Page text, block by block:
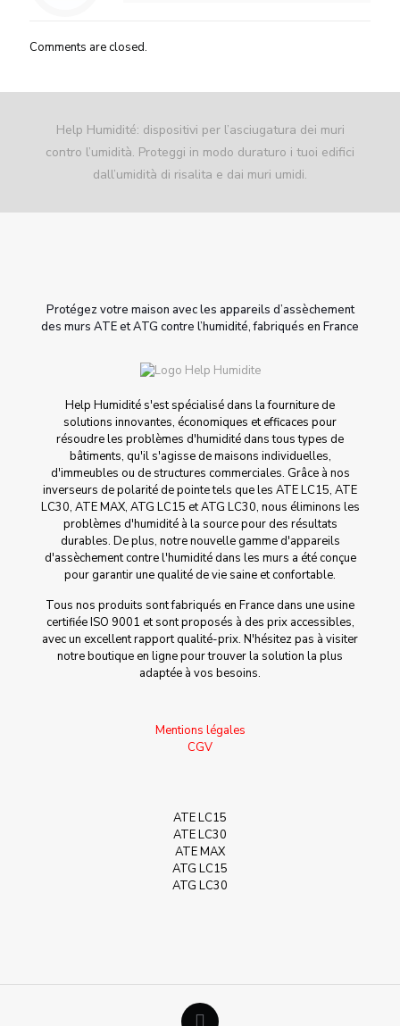
Comments are closed.
Help Humidité: dispositivi per l’asciugatura dei muri
contro l’umidità. Proteggi in modo duraturo i tuoi edifici
dall’umidità di risalita e dai muri umidi.
Protégez votre maison avec les appareils d’assèchement
des murs ATE et ATG contre l’humidité, fabriqués en France
Help Humidité s'est spécialisé dans la fourniture de
solutions innovantes, économiques et efficaces pour
résoudre les problèmes d'humidité dans tous types de
bâtiments, qu'il s'agisse de maisons individuelles,
d'immeubles ou de structures commerciales. Grâce à nos
inverseurs de polarité de pointe tels que les ATE LC15, ATE
LC30, ATE MAX, ATG LC15 et ATG LC30, nous éliminons les
problèmes d'humidité à la source pour des résultats
durables. De plus, notre nouvelle gamme d'appareils
d'assèchement contre l'humidité dans les murs a été conçue
pour garantir une qualité de vie saine et confortable.
Tous nos produits sont fabriqués en France dans une usine
certifiée ISO 9001 et sont proposés à des prix accessibles,
avec un excellent rapport qualité-prix. N'hésitez pas à visiter
notre boutique en ligne pour trouver la solution la plus
adaptée à vos besoins.
Mentions légales
CGV
ATE LC15
ATE LC30
ATE MAX
ATG LC15
ATG LC30